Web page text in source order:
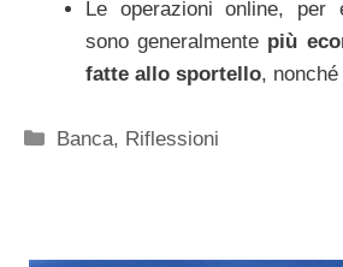
Le operazioni online, per
sono generalmente più
fatte allo sportello,
Categorie
Banca, Riflessioni